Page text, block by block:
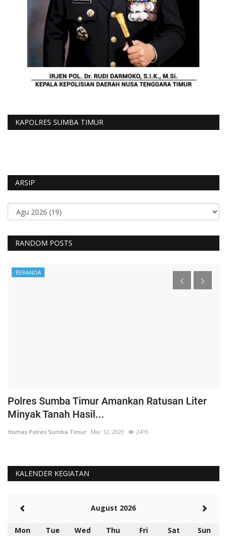
KAPOLRES SUMBA TIMUR
ARSIP
RANDOM POSTS
BERANDA
Polres Sumba Timur Amankan Ratusan Liter
Minyak Tanah Hasil...
Humas Polres Sumba Timur Mar 12, 2020 2419
KALENDER KEGIATAN
August 2026
Mon Tue Wed Thu Fri Sat
Sun